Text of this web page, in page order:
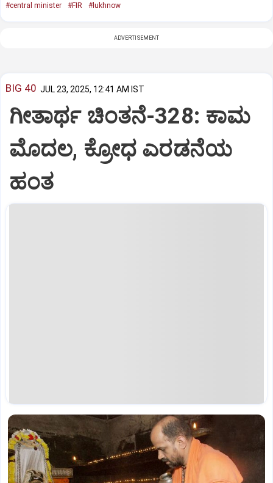
#central minister #FIR #lukhnow
ADVERTISEMENT
BIG 40 JUL 23, 2025, 12:41 AM IST
ಗೀತಾರ್ಥ ಚಿಂತನೆ-328: ಕಾಮ
ಮೊದಲ, ಕ್ರೋಧ ಎರಡನೆಯ
ಹಂತ